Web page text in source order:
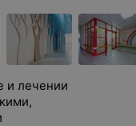
и лечении